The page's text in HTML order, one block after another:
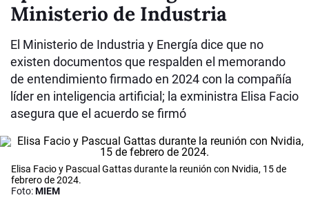
Ministerio de Industria
El Ministerio de Industria y Energía dice que no
existen documentos que respalden el memorando
de entendimiento firmado en 2024 con la compañía
líder en inteligencia artificial; la exministra Elisa Facio
asegura que el acuerdo se firmó
Elisa Facio y Pascual Gattas durante la reunión con Nvidia, 15 de
febrero de 2024.
Foto:MIEM